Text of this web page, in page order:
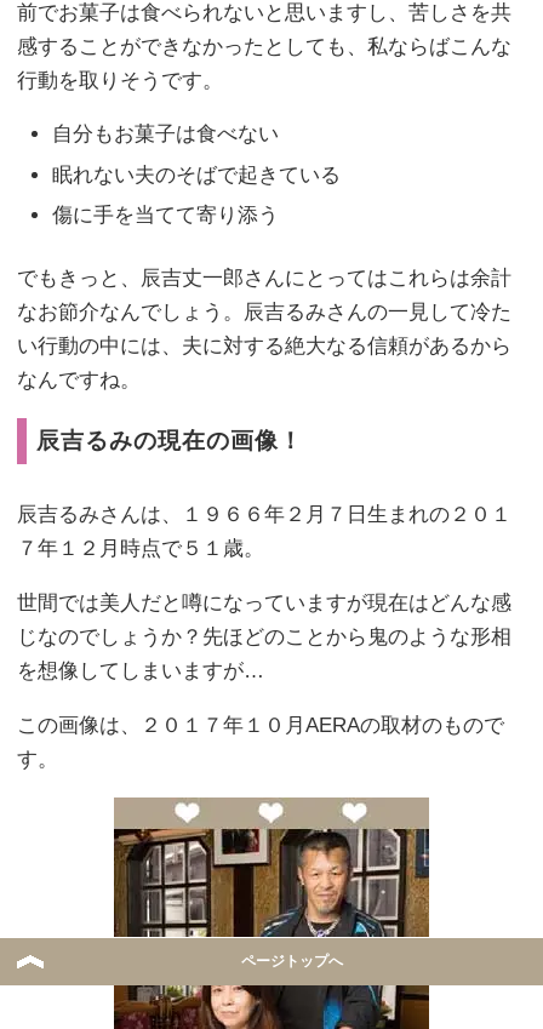
前でお菓子は食べられないと思いますし、苦しさを共
感することができなかったとしても、私ならばこんな
行動を取りそうです。
自分もお菓子は食べない
眠れない夫のそばで起きている
傷に手を当てて寄り添う
でもきっと、辰吉丈一郎さんにとってはこれらは余計
なお節介なんでしょう。辰吉るみさんの一見して冷た
い行動の中には、夫に対する絶大なる信頼があるから
なんですね。
辰吉るみの現在の画像！
辰吉るみさんは、１９６６年２月７日生まれの２０１
７年１２月時点で５１歳。
世間では美人だと噂になっていますが現在はどんな感
じなのでしょうか？先ほどのことから鬼のような形相
を想像してしまいますが…
この画像は、２０１７年１０月AERAの取材のもので
す。
ページトップへ